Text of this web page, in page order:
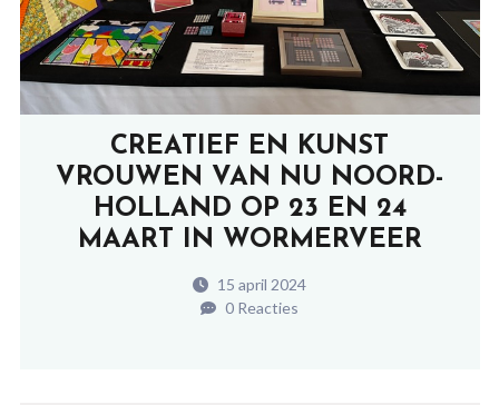
CREATIEF EN KUNST
VROUWEN VAN NU NOORD-
HOLLAND OP 23 EN 24
MAART IN WORMERVEER
15 april 2024
0 Reacties